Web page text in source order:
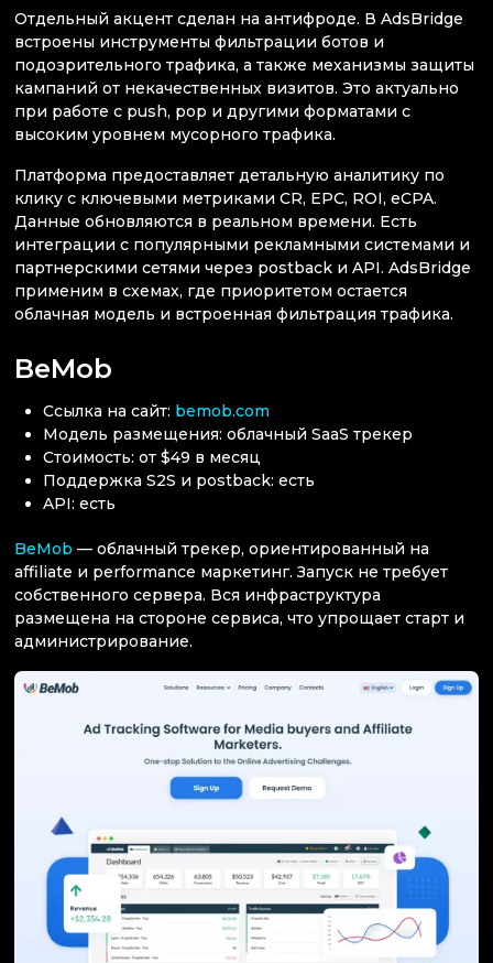
Отдельный акцент сделан на антифроде. В AdsBridge
встроены инструменты фильтрации ботов и
подозрительного трафика, а также механизмы защиты
кампаний от некачественных визитов. Это актуально
при работе с push, pop и другими форматами с
высоким уровнем мусорного трафика.
Платформа предоставляет детальную аналитику по
клику с ключевыми метриками CR, EPC, ROI, eCPA.
Данные обновляются в реальном времени. Есть
интеграции с популярными рекламными системами и
партнерскими сетями через postback и API. AdsBridge
применим в схемах, где приоритетом остается
облачная модель и встроенная фильтрация трафика.
BeMob
Ссылка на сайт: bemob.com
Модель размещения: облачный SaaS трекер
Стоимость: от $49 в месяц
Поддержка S2S и postback: есть
API: есть
BeMob — облачный трекер, ориентированный на
affiliate и performance маркетинг. Запуск не требует
собственного сервера. Вся инфраструктура
размещена на стороне сервиса, что упрощает старт и
администрирование.